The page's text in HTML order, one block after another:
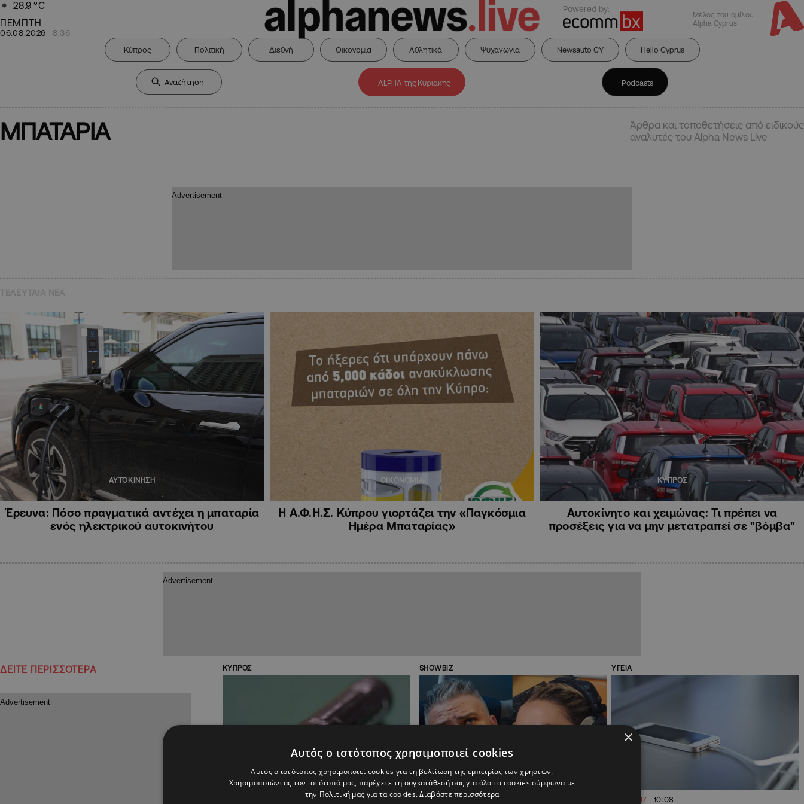
28.9 °C
ΠΕΜΠΤΗ
06.08.2026 8:36
Powered by:
Μέλος του ομίλου
Alpha Cyprus
Κύπρος Πολιτική Διεθνή Οικονομία Αθλητικά Ψυχαγωγία Newsauto CY Hello Cyprus
ALPHA της Κυριακής Podcasts
ΜΠΑΤΑΡΙΑ
Άρθρα και τοποθετήσεις από ειδικούς
αναλυτές του Alpha News Live
ΑΥΤΟΚΙΝΗΣΗ
Έρευνα: Πόσο πραγματικά αντέχει η μπαταρία
ενός ηλεκτρικού αυτοκινήτου
ΟΙΚΟΝΟΜΙΑ
Η Α.Φ.Η.Σ. Κύπρου γιορτάζει την «Παγκόσμια
Ημέρα Μπαταρίας»
ΚΥΠΡΟΣ
Αυτοκίνητο και χειμώνας: Τι πρέπει να
προσέξεις για να μην μετατραπεί σε "βόμβα"
ΔΕΙΤΕ ΠΕΡΙΣΣΟΤΕΡΑ ΚΥΠΡΟΣ SHOWBIZ
15.01.2020 14:34
ΥΓΕΙΑ
10.10.2017 10:08
×
Αυτός ο ιστότοπος χρησιμοποιεί cookies
Αυτός ο ιστότοπος χρησιμοποιεί cookies για τη βελτίωση της εμπειρίας των χρηστών.
Χρησιμοποιώντας τον ιστότοπό μας, παρέχετε τη συγκατάθεσή σας για όλα τα cookies σύμφωνα με
την Πολιτική μας για τα cookies.Διαβάστε περισσότερα